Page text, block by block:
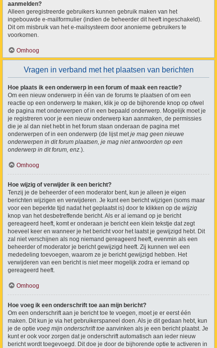
aanmelden?
Alleen geregistreerde gebruikers kunnen gebruik maken van het
ingebouwde e-mailformulier (indien de beheerder dit heeft ingeschakeld).
Dit om misbruik van het e-mailsysteem door anonieme gebruikers te
voorkomen.
Omhoog
Vragen in verband met het plaatsen van berichten
Hoe plaats ik een onderwerp in een forum of maak een reactie?
Om een nieuw onderwerp in één van de forums te plaatsen of om een
reactie op een onderwerp te maken, klik je op de bijhorende knop op ofwel
de pagina met onderwerpen of in een bepaald onderwerp. Mogelijk moet je
je registreren voor je een nieuw onderwerp kan aanmaken, de permissies
die je al dan niet hebt in het forum staan onderaan de pagina met
onderwerpen of in een onderwerp (de lijst metje mag geen nieuwe
onderwerpen in dit forum plaatsen, je mag niet antwoorden op een
onderwerp in dit forum, enz.).
Omhoog
Hoe wijzig of verwijder ik een bericht?
Tenzij je de beheerder of een moderator bent, kun je alleen je eigen
berichten wijzigen en verwijderen. Je kunt een bericht wijzigen (soms maar
voor een beperkte tijd nadat het geplaatst is) door te klikken op de wijzig
knop van het desbetreffende bericht. Als er al iemand op je bericht
gereageerd heeft, komt er onderaan je bericht een klein tekstje dat zegt
hoeveel keer en wanneer je het bericht voor het laatst je gewijzigd hebt. Dit
zal niet verschijnen als nog niemand gereageerd heeft, evenmin als een
beheerder of moderator je bericht gewijzigd heeft. Zij kunnen wel een
mededeling toevoegen, waarom ze je bericht gewijzigd hebben. Het
verwijderen van een bericht is niet meer mogelijk zodra er iemand op
gereageerd heeft.
Omhoog
Hoe voeg ik een onderschrift toe aan mijn bericht?
Om een onderschrift aan je bericht toe te voegen, moet je er eerst één
maken. Dit kun je via het gebruikerspaneel doen. Als je dit gedaan hebt, kun
je de optie voeg mijn onderschrift toe aanvinken als je een bericht plaatst. Je
kunt er ook voor zorgen dat je onderschrift automatisch aan ieder nieuw
bericht wordt toegevoegd. Dit doe je door de bijhorende optie te activeren in